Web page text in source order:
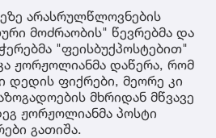
არასრულწლოვნების
მოძრაობის" წევრებმა და
"ფეისბუქპოსტებით"
ჟორჟოლიანმა დაწერა, რომ
დედის ფიქრები, მეორე კი
მხრიდან მწვავე
ჟორჟოლიანმა პოსტი
გათიშა.